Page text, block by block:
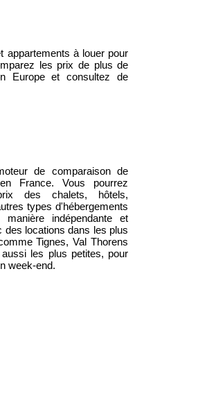
appartements à louer pour
les prix de plus de
Europe et consultez de
de comparaison de
France. Vous pourrez
des chalets, hôtels,
types d'hébergements
indépendante et
des locations dans les plus
Tignes, Val Thorens
les plus petites, pour
week-end.